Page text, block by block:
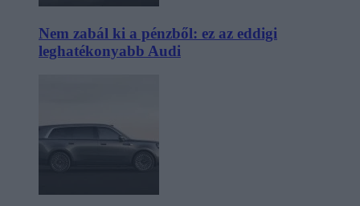
Nem zabál ki a pénzből: ez az eddigi
leghatékonyabb Audi